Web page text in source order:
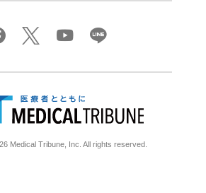
Medical Tribune, Inc. All rights reserved.